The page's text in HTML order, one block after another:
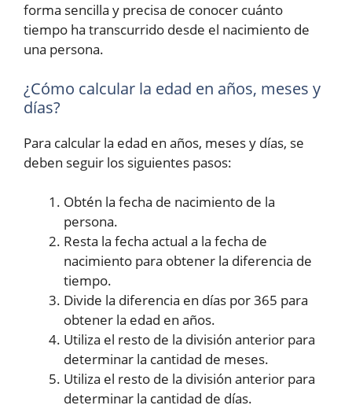
forma sencilla y precisa de conocer cuánto
tiempo ha transcurrido desde el nacimiento de
una persona.
¿Cómo calcular la edad en años, meses y
días?
Para calcular la edad en años, meses y días, se
deben seguir los siguientes pasos:
Obtén la fecha de nacimiento de la
persona.
Resta la fecha actual a la fecha de
nacimiento para obtener la diferencia de
tiempo.
Divide la diferencia en días por 365 para
obtener la edad en años.
Utiliza el resto de la división anterior para
determinar la cantidad de meses.
Utiliza el resto de la división anterior para
determinar la cantidad de días.